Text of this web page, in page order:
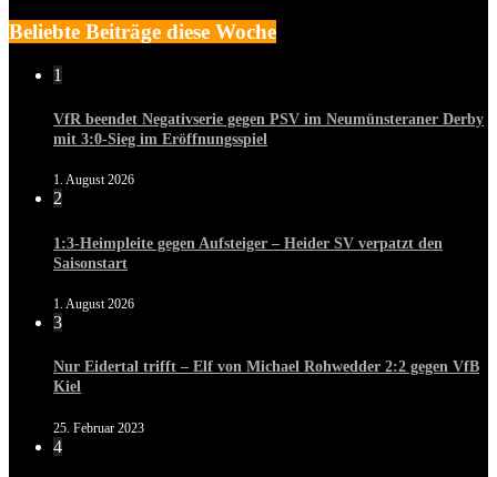
Beliebte Beiträge diese Woche
1
VfR beendet Negativserie gegen PSV im Neumünsteraner Derby
mit 3:0-Sieg im Eröffnungsspiel
1. August 2026
2
1:3-Heimpleite gegen Aufsteiger – Heider SV verpatzt den
Saisonstart
1. August 2026
3
Nur Eidertal trifft – Elf von Michael Rohwedder 2:2 gegen VfB
Kiel
25. Februar 2023
4